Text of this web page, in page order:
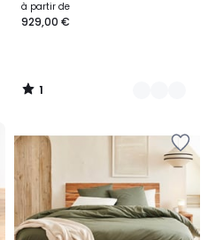
à partir de
929,00 €
1
/